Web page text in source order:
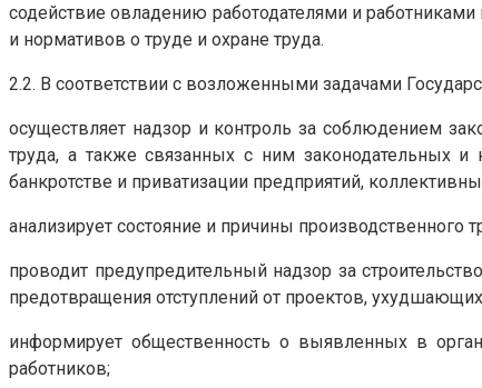
содействие овладению работодателями и
и нормативов о труде и охране труда.
2.2. В соответствии с возложенными задачами
осуществляет надзор и контроль за соблюдением
труда, а также связанных с ним законодательных и
банкротстве и приватизации предприятий,
анализирует состояние и причины производственного
проводит предупредительный надзор за
предотвращения отступлений от проектов,
информирует общественность о выявленных в
работников;